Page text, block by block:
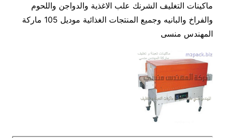
ماكينات التغليف الشرنك علب الاغذية والدواجن واللحوم
والفراخ والبانيه وجميع المنتجات الغذائية موديل 105 ماركة
المهندس منسى